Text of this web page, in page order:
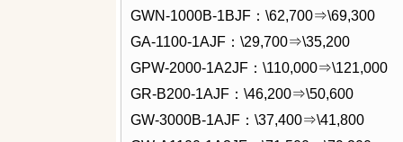
GWN-1000B-1BJF：\62,700⇒\69,300
GA-1100-1AJF：\29,700⇒\35,200
GPW-2000-1A2JF：\110,000⇒\121,000
GR-B200-1AJF：\46,200⇒\50,600
GW-3000B-1AJF：\37,400⇒\41,800